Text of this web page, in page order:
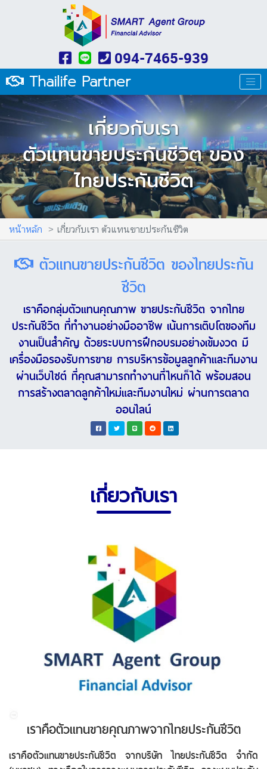
094-7465-939
Thailife Partner
เกี่ยวกับเรา
ตัวแทนขายประกันชีวิต ของ
ไทยประกันชีวิต
หน้าหลัก เกี่ยวกับเรา ตัวแทนขายประกันชีวิต
ตัวแทนขายประกันชีวิต ของไทยประกัน
ชีวิต
เราคือกลุ่มตัวแทนคุณภาพ ขายประกันชีวิต จากไทย
ประกันชีวิต ที่ทำงานอย่างมืออาชีพ เน้นการเติบโตของทีม
งานเป็นสำคัญ ด้วยระบบการฝึกอบรมอย่างเข้มงวด มี
เครื่องมือรองรับการขาย การบริหารข้อมูลลูกค้าและทีมงาน
ผ่านเว็บไซต์ ที่คุณสามารถทำงานที่ไหนก็ได้ พร้อมสอน
การสร้างตลาดลูกค้าใหม่และทีมงานใหม่ ผ่านการตลาด
ออนไลน์
เกี่ยวกับเรา
เราคือตัวแทนขายคุณภาพจากไทยประกันชีวิต
เราคือตัวแทนขายประกันชีวิต จากบริษัท ไทยประกันชีวิต จำกัด